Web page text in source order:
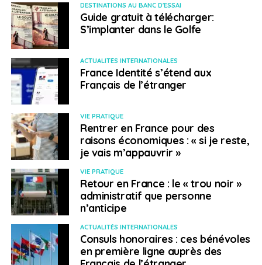
Depuis le 10 juin 2021, les conditions d’entrée au
Honduras pour tous les voyageurs (y compris les
bébés) sont les suivantes, voir ci-dessous :
présenter, soit une preuve de vaccination
complète (une ou deux doses suivant le vaccin
utilisé) en tenant compte d’un délai de 14 jours
après la dernière injection.
soit, le résultat négatif d’un test PCR ou d’un test
antigénique de moins de 72 h.
pour l’entrée et la sortie, un « prechequeo » doit
être rempli sur le site de l’Institut national des
migrations.
Eu égard à la situation sanitaire, il est
recommandé de reporter tout voyage non-
essentiel au Honduras.
DESTINATIONS AU BANC D'ESSAI
Guide gratuit à télécharger:
S’implanter dans le Golfe
ACTUALITÉS INTERNATIONALES
France Identité s’étend aux
Français de l’étranger
VIE PRATIQUE
Rentrer en France pour des
raisons économiques : « si je reste,
je vais m’appauvrir »
VIE PRATIQUE
Retour en France : le « trou noir »
administratif que personne
n’anticipe
ACTUALITÉS INTERNATIONALES
Consuls honoraires : ces bénévoles
en première ligne auprès des